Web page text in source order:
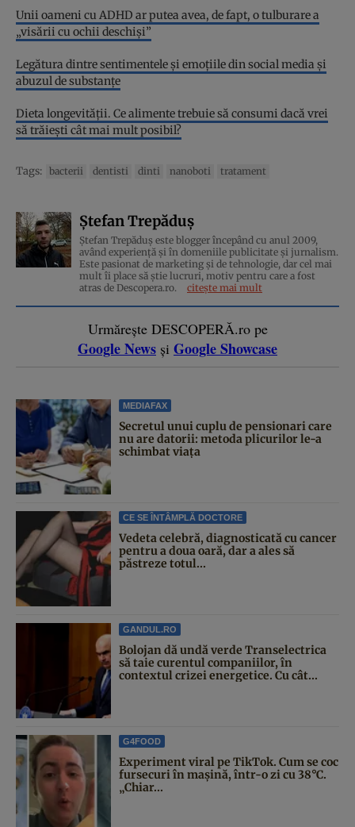
Unii oameni cu ADHD ar putea avea, de fapt, o tulburare a
„visării cu ochii deschiși”
Legătura dintre sentimentele și emoțiile din social media și
abuzul de substanțe
Dieta longevității. Ce alimente trebuie să consumi dacă vrei
să trăiești cât mai mult posibil?
Tags: bacterii dentisti dinti nanoboti tratament
Ștefan Trepăduș
Ștefan Trepăduș este blogger începând cu anul 2009,
având experiență și în domeniile publicitate și jurnalism.
Este pasionat de marketing și de tehnologie, dar cel mai
mult îi place să știe lucruri, motiv pentru care a fost
atras de Descopera.ro.
citește mai mult
Urmărește DESCOPERĂ.ro pe
Google News și Google Showcase
MEDIAFAX
Secretul unui cuplu de pensionari care
nu are datorii: metoda plicurilor le-a
schimbat viața
CE SE ÎNTÂMPLĂ DOCTORE
Vedeta celebră, diagnosticată cu cancer
pentru a doua oară, dar a ales să
păstreze totul...
GANDUL.RO
Bolojan dă undă verde Transelectrica
să taie curentul companiilor, în
contextul crizei energetice. Cu cât...
G4FOOD
Experiment viral pe TikTok. Cum se coc
fursecuri în mașină, într-o zi cu 38°C.
„Chiar...